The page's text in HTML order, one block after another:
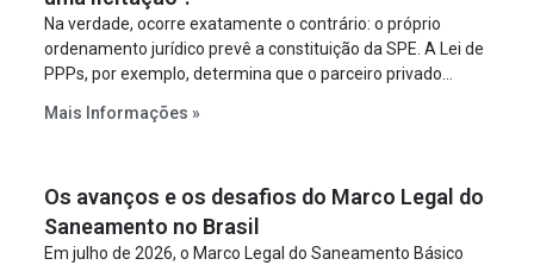
Na verdade, ocorre exatamente o contrário: o próprio
ordenamento jurídico prevê a constituição da SPE. A Lei de
PPPs, por exemplo, determina que o parceiro privado
empreendimento. Ou seja, a suposta “fraude à licitação” é
projeto a projeto.
Mais Informações »
Os avanços e os desafios do Marco Legal do
Saneamento no Brasil
Em julho de 2026, o Marco Legal do Saneamento Básico